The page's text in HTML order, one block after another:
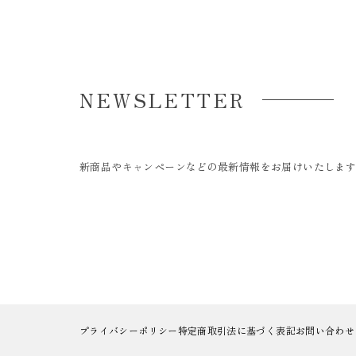
NEWSLETTER
新商品やキャンペーンなどの最新情報をお届けいたしま
プライバシーポリシー特定商取引法に基づく表記お問い合わせ